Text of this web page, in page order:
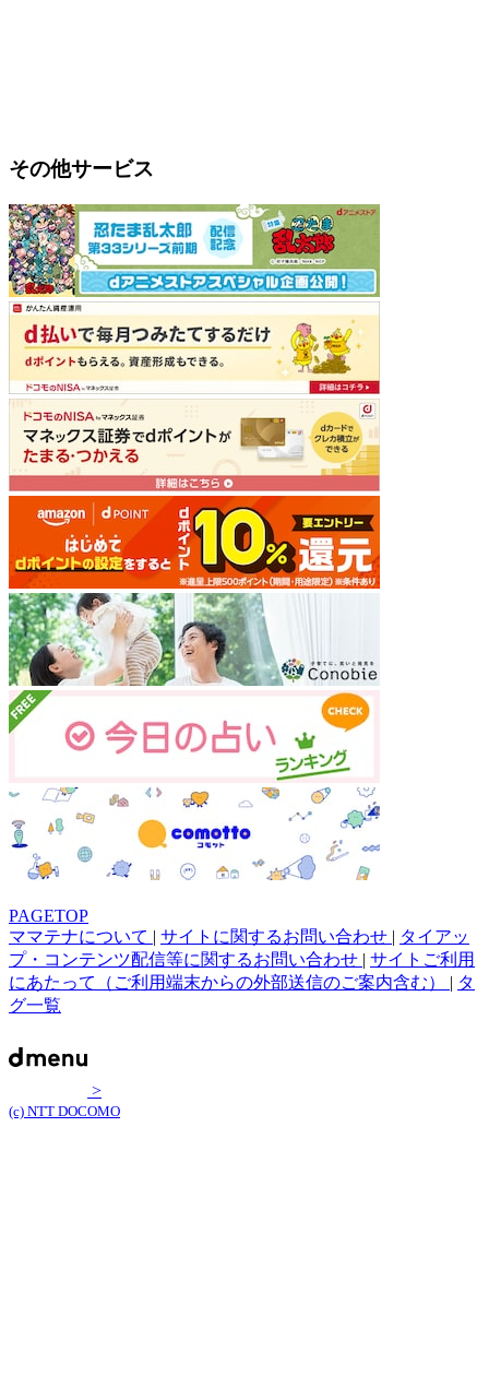
その他サービス
PAGETOP
ママテナについて | サイトに関するお問い合わせ | タイアッ
プ・コンテンツ配信等に関するお問い合わせ | サイトご利用
にあたって（ご利用端末からの外部送信のご案内含む） | タ
グ一覧
>
(c) NTT DOCOMO